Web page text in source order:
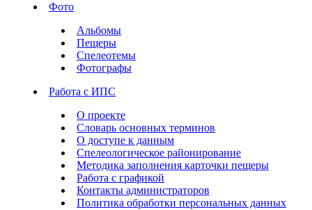
Фото
Альбомы
Пещеры
Спелеотемы
Фотографы
Работа с ИПС
О проекте
Словарь основных терминов
О доступе к данным
Спелеологическое районирование
Методика заполнения карточки пещеры
Работа с графикой
Контакты администраторов
Политика обработки персональных данных